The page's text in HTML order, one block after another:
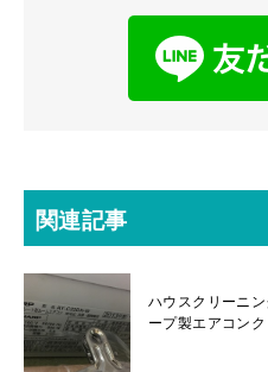
関連記事
ハウスクリーニ
ープ製エアコン